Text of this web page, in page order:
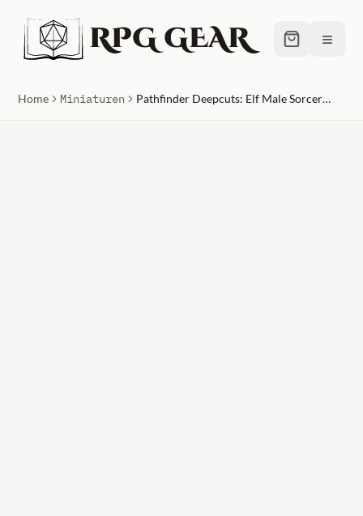
RPG GEAR ≡
Home Miniaturen Pathfinder Deepcuts: Elf Male Sorcerer Unpainted Miniature